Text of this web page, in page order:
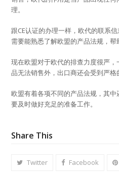
理。
跟CE认证的办理一样，欧代的联系
需要能熟悉了解欧盟的产品法规，帮
现在欧盟对于欧代的排查力度很严
品无法销售外，出口商还会受到严格
欧盟有着各项不同的产品法规，其
要及时做好充足的准备工作。
Share This
Twitter Facebook